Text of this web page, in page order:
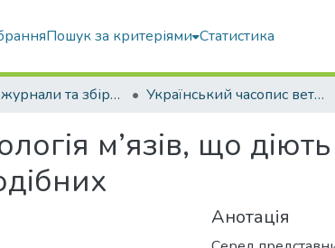
Пошук за критеріями Статистика
Наукові журнали та збірники видань Український часопис ветеринарних наук
м’язів, що
Анотація